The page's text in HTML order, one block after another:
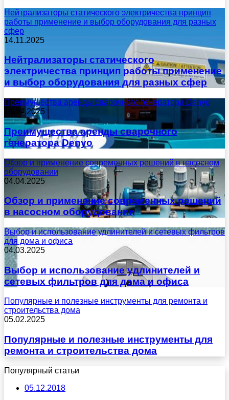
Нейтрализаторы статического электричества принцип
работы применение и выбор оборудования для разных
сфер
14.11.2025
Нейтрализаторы статического
электричества принцип работы применение
и выбор оборудования для разных сфер
Преимущества аренды сварочного генератора Denyo
18.04.2025
Преимущества аренды сварочного
генератора Denyo
Обзор и применение современных решений в насосном
оборудовании
04.04.2025
Обзор и применение современных решений
в насосном оборудовании
Выбор и использование удлинителей и сетевых фильтров
для дома и офиса
04.03.2025
Выбор и использование удлинителей и
сетевых фильтров для дома и офиса
Популярные и полезные инструменты для ремонта и
строительства дома
05.02.2025
Популярные и полезные инструменты для
ремонта и строительства дома
Популярный статьи
05.12.2018